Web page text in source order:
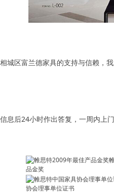
城区富兰德家具的支持与信赖，
息后24小时作出答复，一周内上门
品金奖
协会理事单位证书